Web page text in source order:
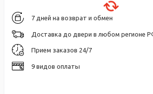
7 дней на возврат и обмен
Доставка до двери в любом регионе
Прием заказов 24/7
9 видов оплаты